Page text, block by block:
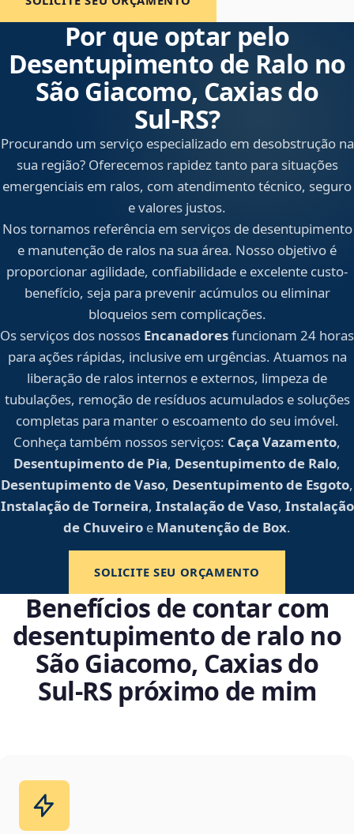
Por que optar pelo
Desentupimento de Ralo no
São Giacomo, Caxias do
Sul‑RS?
Procurando um serviço especializado em desobstrução na
sua região? Oferecemos rapidez tanto para situações
emergenciais em ralos, com atendimento técnico, seguro
e valores justos.
Nos tornamos referência em serviços de desentupimento
e manutenção de ralos na sua área. Nosso objetivo é
proporcionar agilidade, confiabilidade e excelente custo-
benefício, seja para prevenir acúmulos ou eliminar
bloqueios sem complicações.
Os serviços dos nossos Encanadoresfuncionam 24 horas
para ações rápidas, inclusive em urgências. Atuamos na
liberação de ralos internos e externos, limpeza de
tubulações, remoção de resíduos acumulados e soluções
completas para manter o escoamento do seu imóvel.
Conheça também nossos serviços: Caça Vazamento,
Desentupimento de Pia, Desentupimento de Ralo,
Desentupimento de Vaso, Desentupimento de Esgoto,
Instalação de Torneira, Instalação de Vaso, Instalação
de Chuveiro e Manutenção de Box.
SOLICITE SEU ORÇAMENTO
Benefícios de contar com
desentupimento de ralo no
São Giacomo, Caxias do
Sul‑RS próximo de mim